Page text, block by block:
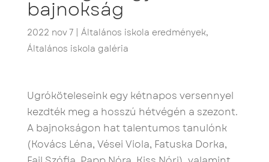
bajnokság
2022 nov 7| Általános iskola eredmények,
Általános iskola galéria
Ugróköteleseink egy kétnapos versennyel
kezdték meg a hosszú hétvégén a szezont.
A bajnokságon hat talentumos tanulónk
(Kovács Léna, Vései Viola, Fatuska Dorka,